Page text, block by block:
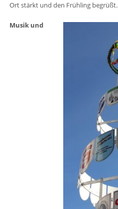
Ort stärkt und den Frühling begrüßt.
Musik und